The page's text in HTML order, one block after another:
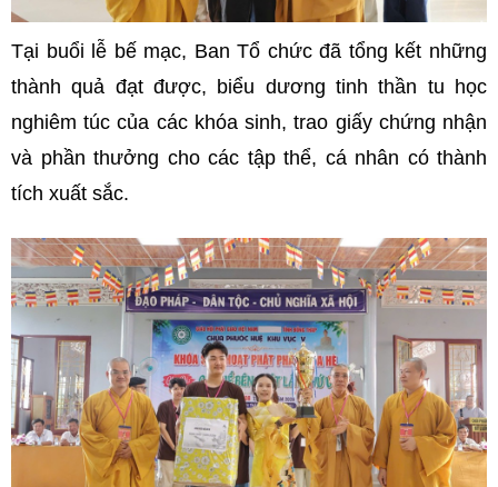
Tại buổi lễ bế mạc, Ban Tổ chức đã tổng kết những
thành quả đạt được, biểu dương tinh thần tu học
nghiêm túc của các khóa sinh, trao giấy chứng nhận
và phần thưởng cho các tập thể, cá nhân có thành
tích xuất sắc.